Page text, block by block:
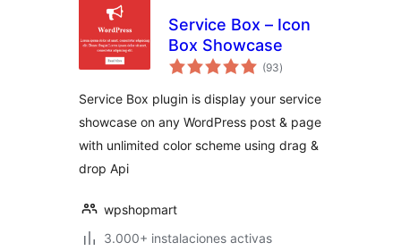
Service Box – Icon
Box Showcase
(93total
de
)
Service Box plugin is display your service
showcase on any WordPress post & page
with unlimited color scheme using drag &
drop Api
wpshopmart
3.000+ instalaciones activas